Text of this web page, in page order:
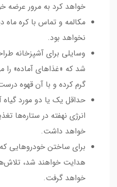
خواهد کرد به مرور عرضه
مکالمه و تماس با کره ماه
نخواهد بود.
وسایلی برای آشپزخانه
شد که «غذاهای آماده» را
گرم کرده و با آن قهوه
حداقل یک یا دو مورد گیاه
انرژی نهفته در ستاره‌ها
خواهد داشت.
برای ساختن خودروهایی
هدایت خواهند شد،
خواهد گرفت.